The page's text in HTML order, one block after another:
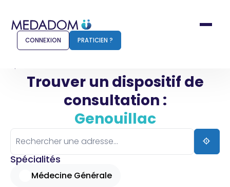
Comment ça marche ?
Pharmacien
CONNEXION PRATICIEN ?
Trouver un dispositif de
consultation :
Genouillac
Spécialités
Médecine Générale